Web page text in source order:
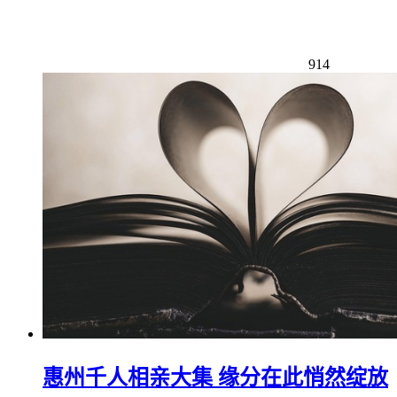
914
惠州千人相亲大集 缘分在此悄然绽放